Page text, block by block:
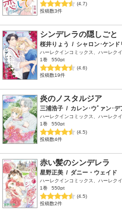
(4.7)
投稿数3件
シンデレラの隠しごと
桜井りょう / シャロン･ケンド
ハーレクインコミックス、ハーレク
1巻
550pt
(4.6)
投稿数19件
炎のノスタルジア
三浦浩子 / カレン･ウﾞァン･デ
ハーレクインコミックス、ハーレク
1巻
550pt
(4.5)
投稿数4件
赤い髪のシンデレラ
星野正美 / ダニー・ウェイド
ハーレクインコミックス、ハーレク
1巻
550pt
(4.5)
投稿数2件